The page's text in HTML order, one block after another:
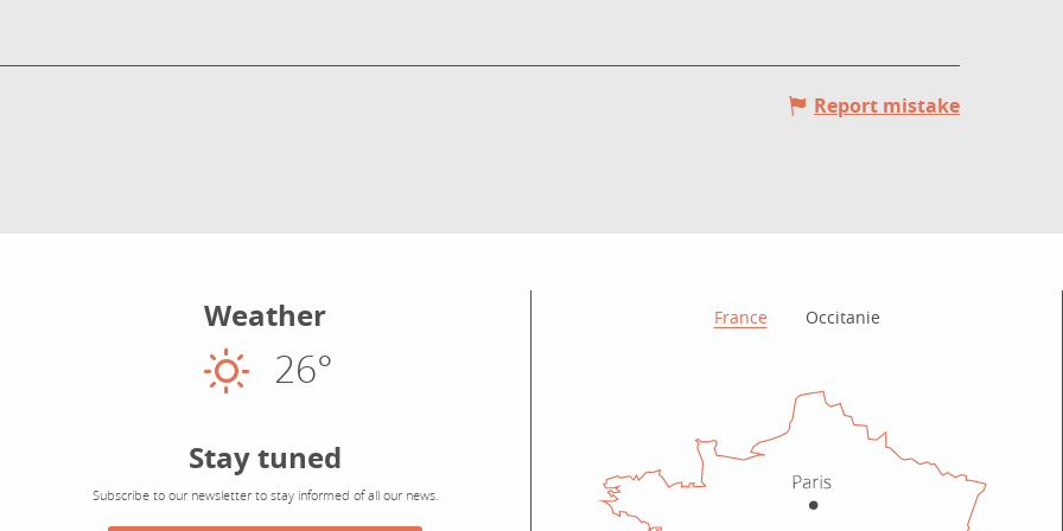
Report mistake
Weather
Sunny
26°
Stay tuned
Subscribe to our newsletter to stay informed of all our news.
How to get there?
France Occitanie